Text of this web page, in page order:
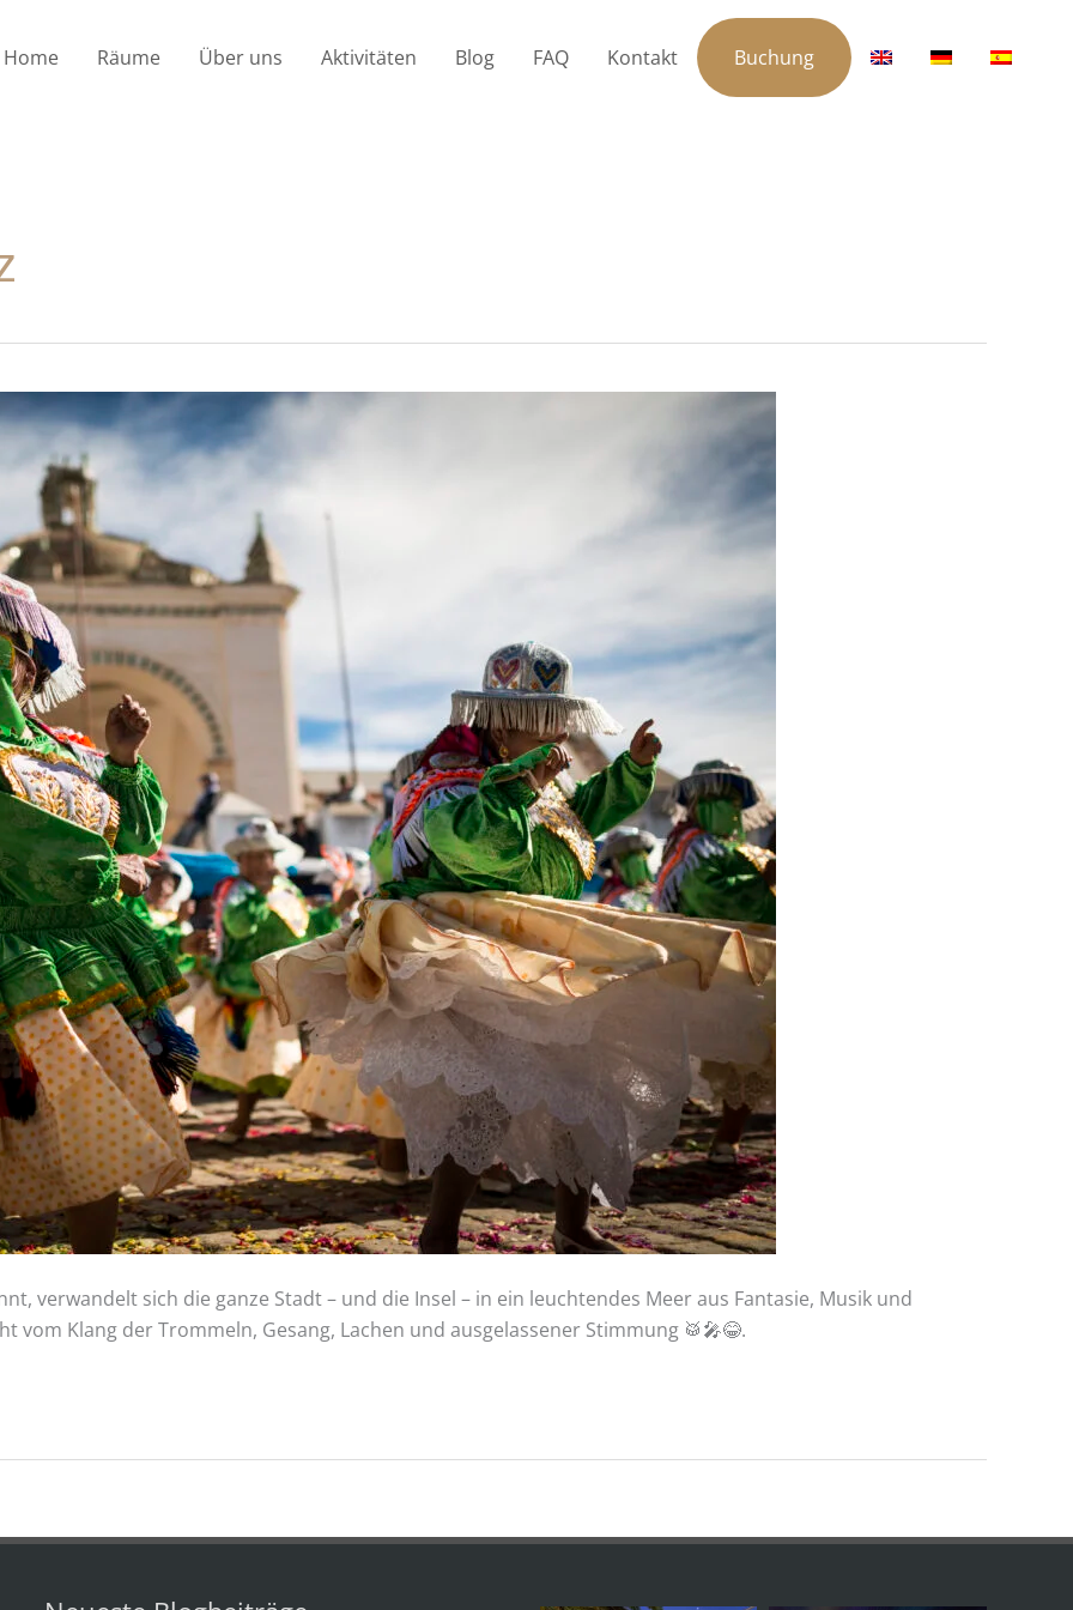
Home Räume Über uns Aktivitäten Blog FAQ Kontakt Buchung
verwandelt sich die ganze Stadt – und die Insel – in ein leuchtendes Meer aus Fantasie, Musik und
vom Klang der Trommeln, Gesang, Lachen und ausgelassener Stimmung 🥁🎤😂.